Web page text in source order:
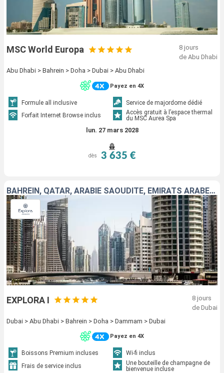
MSC World Europa
8 jours
de Abu Dhabi
Abu Dhabi > Bahrein > Doha > Dubai > Abu Dhabi
Payez en 4X
Formule all inclusive
Service de majordome dédié
Forfait Internet Browse inclus
Accès gratuit à l’espace thermal
du MSC Aurea Spa
lun. 27 mars 2028
dès 3 635 €
BAHREIN, QATAR, ARABIE SAOUDITE, EMIRATS ARABES UNIS
EXPLORA I
8 jours
de Dubai
Dubai > Abu Dhabi > Bahrein > Doha > Dammam > Dubai
Payez en 4X
Boissons Premium incluses
Wi-fi inclus
Frais de service inclus
Une bouteille de champagne de
bienvenue incluse